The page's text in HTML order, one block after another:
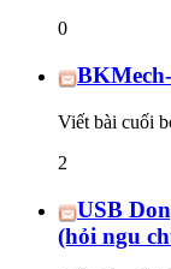
0
Viết bài cuối
2
USB
(hỏi ngu